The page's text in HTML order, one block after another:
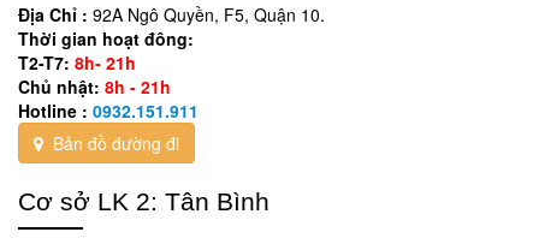
Địa Chỉ : 92A Ngô Quyền, F5, Quận 10.
Thời gian hoạt đông:
T2-T7: 8h- 21h
Chủ nhật: 8h - 21h
Hotline : 0932.151.911
Bản đồ đường đi
Cơ sở LK 2: Tân Bình